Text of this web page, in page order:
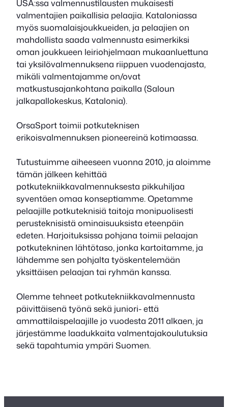
USA:ssa valmennustilausten mukaisesti
valmentajien paikallisia pelaajia. Kataloniassa
myös suomalaisjoukkueiden, ja pelaajien on
mahdollista saada valmennusta esimerkiksi
oman joukkueen leiriohjelmaan mukaanluettuna
tai yksilövalmennuksena riippuen vuodenajasta,
mikäli valmentajamme on/ovat
matkustusajankohtana paikalla (Saloun
jalkapallokeskus, Katalonia).
OrsaSport toimii potkuteknisen
erikoisvalmennuksen pioneereinä kotimaassa.
Tutustuimme aiheeseen vuonna 2010, ja aloimme
tämän jälkeen kehittää
potkutekniikkavalmennuksesta pikkuhiljaa
syventäen omaa konseptiamme. Opetamme
pelaajille potkuteknisiä taitoja monipuolisesti
perusteknisistä ominaisuuksista eteenpäin
edeten. Harjoituksissa pohjana toimii pelaajan
potkutekninen lähtötaso, jonka kartoitamme, ja
lähdemme sen pohjalta työskentelemään
yksittäisen pelaajan tai ryhmän kanssa.
Olemme tehneet potkutekniikkavalmennusta
päivittäisenä työnä sekä juniori- että
ammattilaispelaajille jo vuodesta 2011 alkaen, ja
järjestämme laadukkaita valmentajakoulutuksia
sekä tapahtumia ympäri Suomen.